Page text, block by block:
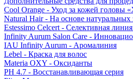
Cool Orange - Уход за кожей головы
Natural Hair - На основе натуральных
Estessimo Celcert - Селективная
Infinity Aurum Salon Care -
IAU Infinity Aurum - Аромалиния
Lebel - Краска для волос
Materia OXY - Оксиданты
PH 4.7 - Восстанавливающая серия